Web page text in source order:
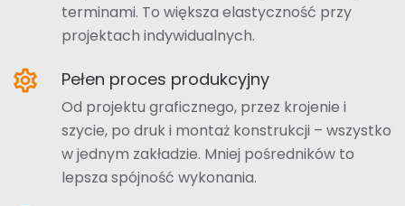
terminami. To większa elastyczność przy
projektach indywidualnych.
settings Pełen proces produkcyjny
Od projektu graficznego, przez krojenie i
szycie, po druk i montaż konstrukcji – wszystko
w jednym zakładzie. Mniej pośredników to
lepsza spójność wykonania.